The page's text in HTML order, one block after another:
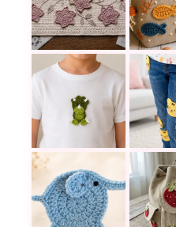
Aprende a hacer una
El
El aplique de Cómo